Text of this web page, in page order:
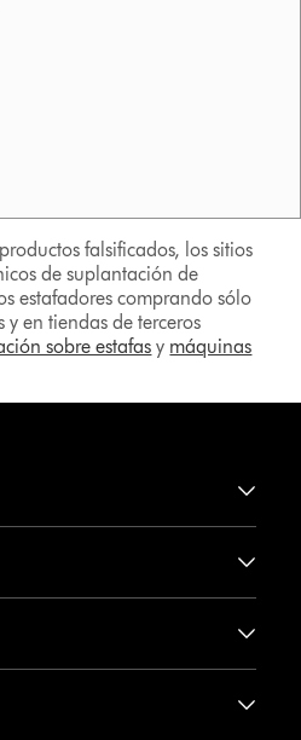
falsificados, los sitios
de suplantación de
estafadores comprando sólo
y en tiendas de terceros
sobre estafas y máquinas